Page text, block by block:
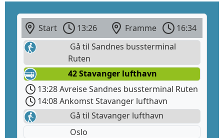
Start 13:26 Framme
16:34
Gå til Sandnes bussterminal
Ruten
42 Stavanger lufthavn
13:28 Avreise Sandnes bussterminal Ruten
14:08 Ankomst Stavanger lufthavn
Gå til Stavanger lufthavn
Oslo